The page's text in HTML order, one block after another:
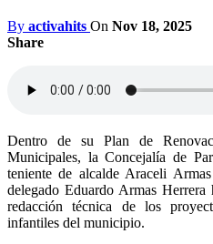
By activahits On Nov 18, 2025
Share
Dentro de su Plan de
Municipales, la Concejalía de
teniente de alcalde Araceli
delegado Eduardo Armas
redacción técnica de los
infantiles del municipio.